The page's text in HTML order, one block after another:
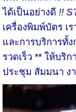
ได้เป็นอย่างดี !!
เครื่องพิมพ์บัตร เ
และการบริการทั้
รวดเร็ว ** ให้บริก
ประชุม สัมมนา ง